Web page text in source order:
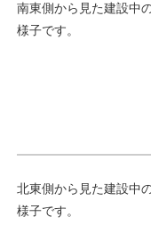
南東側から見た建設中
様子です。
北東側から見た建設中
様子です。